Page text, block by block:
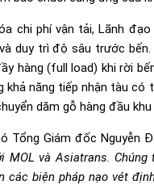
chi phí vận tải, Lãnh
duy trì độ sâu trước
hàng (full load) khi rời
khả năng tiếp nhận tàu
dăm gỗ hàng đầu khu
Tổng Giám đốc Nguyễn
MOL và Asiatrans.
biện pháp nạo vét